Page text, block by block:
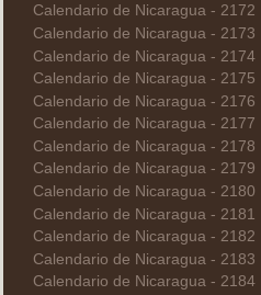
Calendario de Nicaragua - 2172
Calendario de Nicaragua - 2173
Calendario de Nicaragua - 2174
Calendario de Nicaragua - 2175
Calendario de Nicaragua - 2176
Calendario de Nicaragua - 2177
Calendario de Nicaragua - 2178
Calendario de Nicaragua - 2179
Calendario de Nicaragua - 2180
Calendario de Nicaragua - 2181
Calendario de Nicaragua - 2182
Calendario de Nicaragua - 2183
Calendario de Nicaragua - 2184